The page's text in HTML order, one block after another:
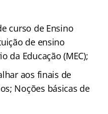
curso de Ensino
de ensino
da Educação (MEC);
aos finais de
Noções básicas de